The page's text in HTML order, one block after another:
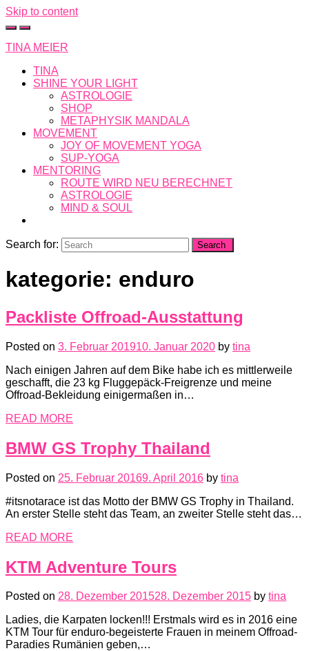
Skip to content
TINA MEIER
TINA
SHINE YOUR LIGHT
ASTROLOGIE
SHOP
METAPHYSIK MANDALA
MOVEMENT
JOY OF MOVEMENT YOGA
SUP-YOGA
MENTORING
ROUTE WIRD NEU BERECHNET
ASTROLOGIE
MIND & SOUL
Search for:
kategorie: enduro
Packliste Offroad-Ausstattung
Posted on 3. Februar 201910. Januar 2020 by tina
Nach einigen Jahren auf dem Bike habe ich es mittlerweile
geschafft, die 23 kg Fluggepäck-Freigrenze und meine
Offroad-Bekleidung einigermaßen in…
READ MORE
BMW GS Trophy Thailand
Posted on 25. Februar 20169. April 2016 by tina
#itsnotarace ist das Motto der BMW GS Trophy in Thailand.
An erster Stelle steht das Team, an zweiter Stelle steht das…
READ MORE
KTM Adventure Tours
Posted on 28. Dezember 201528. Dezember 2015 by tina
Ladies, die Karpaten locken!!! Erstmals wird es in 2016 eine
KTM Tour für enduro-begeisterte Frauen in meinem Offroad-
Paradies Rumänien geben,…